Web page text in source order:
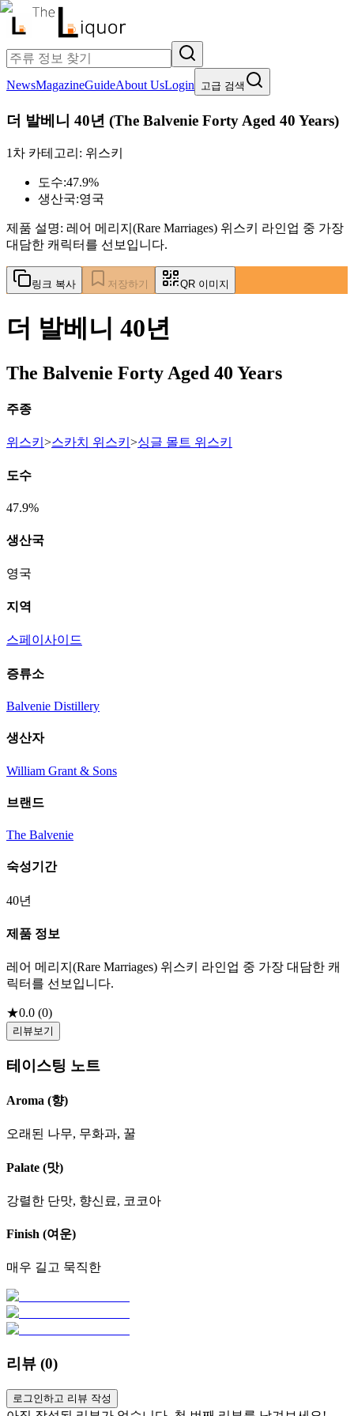
NewsMagazineGuideAbout UsLogin 고급 검색
더 발베니 40년 (The Balvenie Forty Aged 40 Years)
1차 카테고리: 위스키
도수:47.9%
생산국:영국
제품 설명: 레어 메리지(Rare Marriages) 위스키 라인업 중 가장
대담한 캐릭터를 선보입니다.
링크 복사 저장하기 QR 이미지
더 발베니 40년
The Balvenie Forty Aged 40 Years
주종
위스키 >스카치 위스키 >싱글 몰트 위스키
도수
47.9%
생산국
영국
지역
스페이사이드
증류소
Balvenie Distillery
생산자
William Grant & Sons
브랜드
The Balvenie
숙성기간
40년
제품 정보
레어 메리지(Rare Marriages) 위스키 라인업 중 가장 대담한 캐
릭터를 선보입니다.
★0.0 (0)
리뷰보기
테이스팅 노트
Aroma (향)
오래된 나무, 무화과, 꿀
Palate (맛)
강렬한 단맛, 향신료, 코코아
Finish (여운)
매우 길고 묵직한
리뷰 (0)
로그인하고 리뷰 작성